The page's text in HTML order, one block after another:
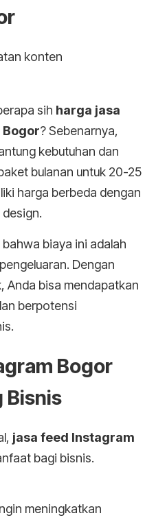
sih harga jasa
? Sebenarnya,
kebutuhan dan
bulanan untuk 20-25
harga berbeda dengan
biaya ini adalah
Dengan
Anda bisa mendapatkan
berpotensi
Bogor
Bisnis
jasa feed Instagram
bagi bisnis.
meningkatkan